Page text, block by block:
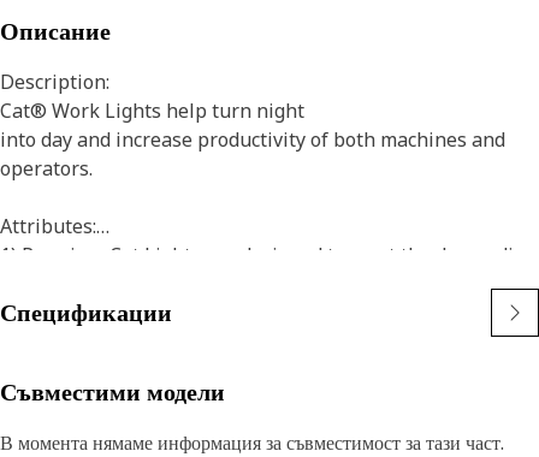
Описание
Description:
Cat® Work Lights help turn night
into day and increase productivity of both machines and
operators.
Attributes:
1) Premium Cat Lights are designed to meet the demanding
2)Cat Lights are adaptable to other machines in your fleet,
Application:
Спецификации
Съвместими модели
В момента нямаме информация за съвместимост за тази част.